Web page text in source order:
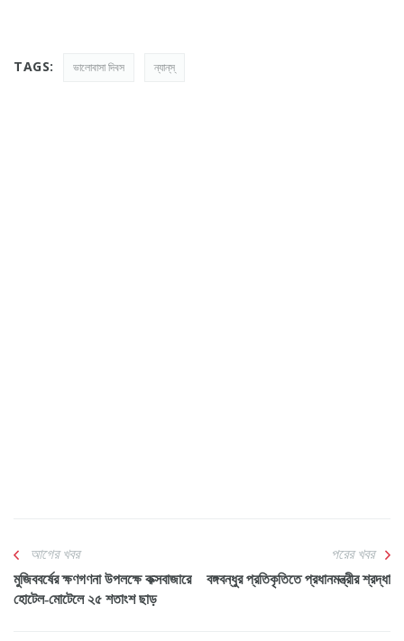
TAGS: ভালোবাসা দিবস ন্যান্‌স্‌
আগের খবর
মুজিববর্ষের ক্ষণগণনা উপলক্ষে কক্সবাজারে
হোটেল-মোটেলে ২৫ শতাংশ ছাড়
পরের খবর
বঙ্গবন্ধুর প্রতিকৃতিতে প্রধানমন্ত্রীর শ্রদ্ধা